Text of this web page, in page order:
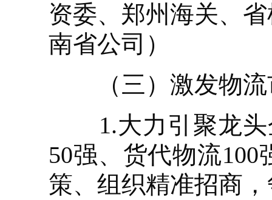
资委、郑州海关、
南省公司）
（三）激发物流
1.大力引聚龙头
50强、货代物流
策、组织精准招商